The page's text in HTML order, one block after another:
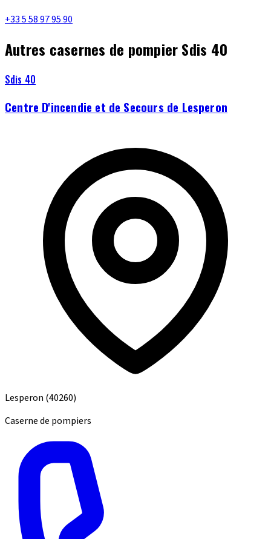
+33 5 58 97 95 90
Autres casernes de pompier Sdis 40
Sdis 40
Centre D'incendie et de Secours de Lesperon
Lesperon (40260)
Caserne de pompiers